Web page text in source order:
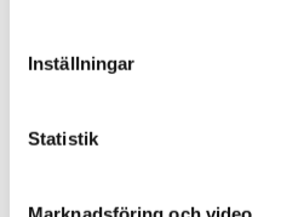
Inställningar
Statistik